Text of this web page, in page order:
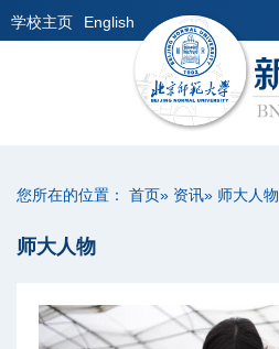
学校主页 English
您所在的位置： 首页» 资讯» 师大人物
师大人物